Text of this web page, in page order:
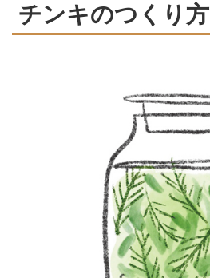
チンキのつくり方